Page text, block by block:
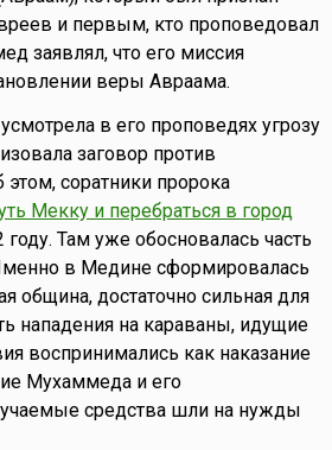
и первым, кто проповедовал
заявлял, что его миссия
веры Авраама.
в его проповедях угрозу
заговор против
соратники пророка
Мекку и перебраться в город
Там уже обосновалась часть
в Медине сформировалась
община, достаточно сильная для
нападения на караваны, идущие
воспринимались как наказание
Мухаммеда и его
средства шли на нужды